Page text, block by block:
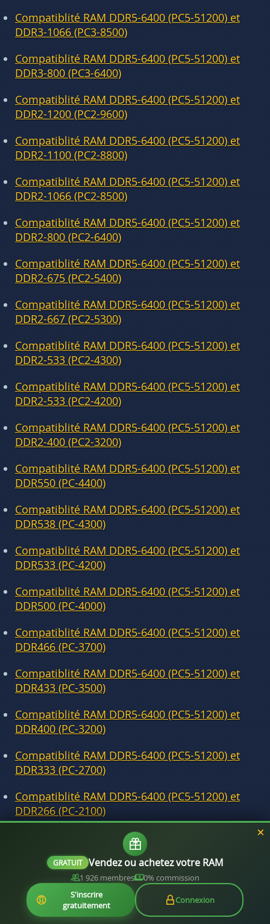
Compatiblité RAM DDR5-6400 (PC5-51200) et
DDR3-1066 (PC3-8500)
Compatiblité RAM DDR5-6400 (PC5-51200) et
DDR3-800 (PC3-6400)
Compatiblité RAM DDR5-6400 (PC5-51200) et
DDR2-1200 (PC2-9600)
Compatiblité RAM DDR5-6400 (PC5-51200) et
DDR2-1100 (PC2-8800)
Compatiblité RAM DDR5-6400 (PC5-51200) et
DDR2-1066 (PC2-8500)
Compatiblité RAM DDR5-6400 (PC5-51200) et
DDR2-800 (PC2-6400)
Compatiblité RAM DDR5-6400 (PC5-51200) et
DDR2-675 (PC2-5400)
Compatiblité RAM DDR5-6400 (PC5-51200) et
DDR2-667 (PC2-5300)
Compatiblité RAM DDR5-6400 (PC5-51200) et
DDR2-533 (PC2-4300)
Compatiblité RAM DDR5-6400 (PC5-51200) et
DDR2-533 (PC2-4200)
Compatiblité RAM DDR5-6400 (PC5-51200) et
DDR2-400 (PC2-3200)
Compatiblité RAM DDR5-6400 (PC5-51200) et
DDR550 (PC-4400)
Compatiblité RAM DDR5-6400 (PC5-51200) et
DDR538 (PC-4300)
Compatiblité RAM DDR5-6400 (PC5-51200) et
DDR533 (PC-4200)
Compatiblité RAM DDR5-6400 (PC5-51200) et
DDR500 (PC-4000)
Compatiblité RAM DDR5-6400 (PC5-51200) et
DDR466 (PC-3700)
Compatiblité RAM DDR5-6400 (PC5-51200) et
DDR433 (PC-3500)
Compatiblité RAM DDR5-6400 (PC5-51200) et
DDR400 (PC-3200)
Compatiblité RAM DDR5-6400 (PC5-51200) et
DDR333 (PC-2700)
Compatiblité RAM DDR5-6400 (PC5-51200) et
DDR266 (PC-2100)
Compatiblité RAM DDR5-6400 (PC5-51200) et
DDR200 (PC-1600)
GRATUIT Vendez ou achetez votre RAM
1 926 membres
0% commission
S'inscrire
gratuitement
Connexion